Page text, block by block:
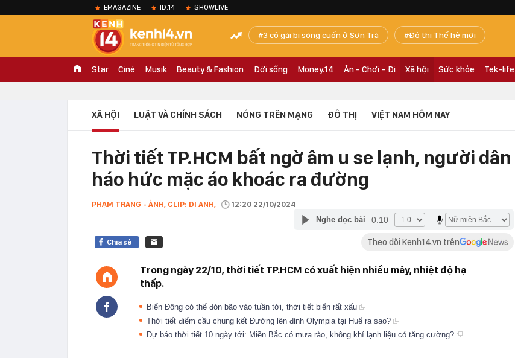
EMAGAZINE ID.14 SHOWLIVE
3 cô gái bị sóng cuốn ở Sơn Trà Đô thị Thế hệ mới
Star Ciné Musik Beauty & Fashion Đời sống Money.14 Ăn - Chơi - Đi Xã hội Sức khỏe Tek-life
XÃ HỘI LUẬT VÀ CHÍNH SÁCH NÓNG TRÊN MẠNG ĐÔ THỊ VIỆT NAM HÔM NAY
Thời tiết TP.HCM bất ngờ âm u se lạnh, người dân
háo hức mặc áo khoác ra đường
PHẠM TRANG - ẢNH, CLIP: DI ANH,
12:20 22/10/2024
Nghe đọc bài
0:10
Chia sẻ Theo dõi Kenh14.vn trên
Trong ngày 22/10, thời tiết TP.HCM có xuất hiện nhiều mây, nhiệt độ hạ
thấp.
Biển Đông có thể đón bão vào tuần tới, thời tiết biển rất xấu
Thời tiết điểm cầu chung kết Đường lên đỉnh Olympia tại Huế ra sao?
Dự báo thời tiết 10 ngày tới: Miền Bắc có mưa rào, không khí lạnh liệu có tăng cường?